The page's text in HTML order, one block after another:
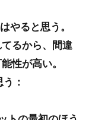
やると思う。
るから、間違
性が高い。
：